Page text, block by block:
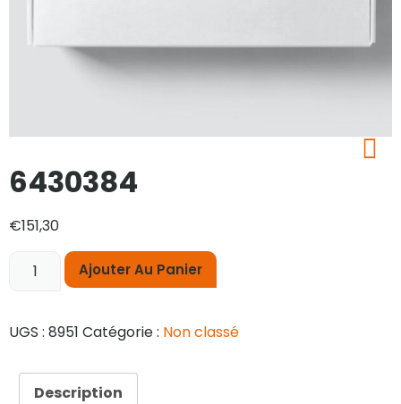
6430384
€151,30
Ajouter Au Panier
UGS : 8951 Catégorie : Non classé
Description